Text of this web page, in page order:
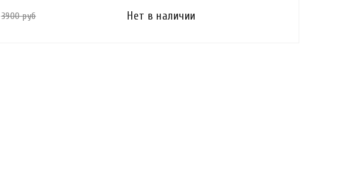
3900 руб Нет в наличии